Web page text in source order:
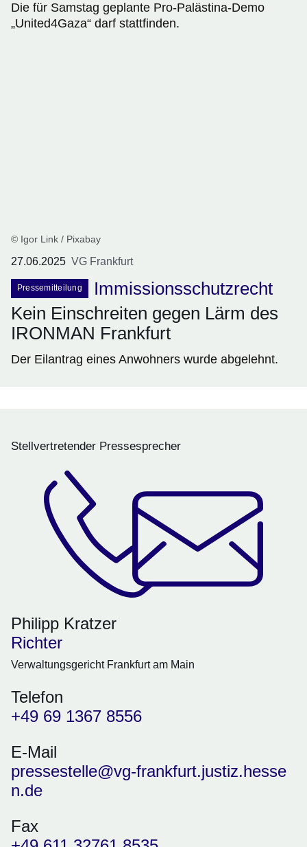
Die für Samstag geplante Pro-Palästina-Demo
„United4Gaza“ darf stattfinden.
© Igor Link / Pixabay
27.06.2025 VG Frankfurt
Pressemitteilung
Immissionsschutzrecht
Kein Einschreiten gegen Lärm des
IRONMAN Frankfurt
Der Eilantrag eines Anwohners wurde abgelehnt.
Stellvertretender Pressesprecher
Philipp Kratzer
Richter
Verwaltungsgericht Frankfurt am Main
Telefon
+49 69 1367 8556
E-Mail
pressestelle@vg-frankfurt.justiz.hesse
n.de
Fax